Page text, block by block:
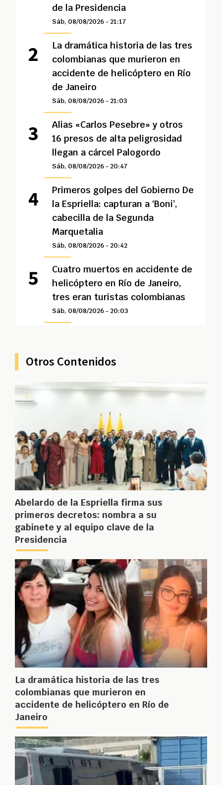
de la Presidencia
Sáb, 08/08/2026 - 21:17
La dramática historia de las tres
colombianas que murieron en
accidente de helicóptero en Río
de Janeiro
Sáb, 08/08/2026 - 21:03
Alias «Carlos Pesebre» y otros
16 presos de alta peligrosidad
llegan a cárcel Palogordo
Sáb, 08/08/2026 - 20:47
Primeros golpes del Gobierno De
la Espriella: capturan a ‘Boni’,
cabecilla de la Segunda
Marquetalia
Sáb, 08/08/2026 - 20:42
Cuatro muertos en accidente de
helicóptero en Río de Janeiro,
tres eran turistas colombianas
Sáb, 08/08/2026 - 20:03
Otros Contenidos
Abelardo de la Espriella firma sus
primeros decretos: nombra a su
gabinete y al equipo clave de la
Presidencia
La dramática historia de las tres
colombianas que murieron en
accidente de helicóptero en Río de
Janeiro